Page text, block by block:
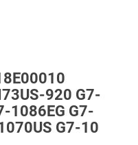
920 G7-
1086EG G7-
G7-10